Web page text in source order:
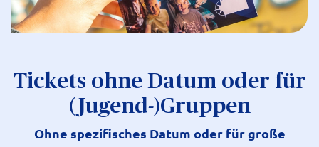
Tickets ohne Datum oder für
(Jugend-)Gruppen
Ohne spezifisches Datum oder für große